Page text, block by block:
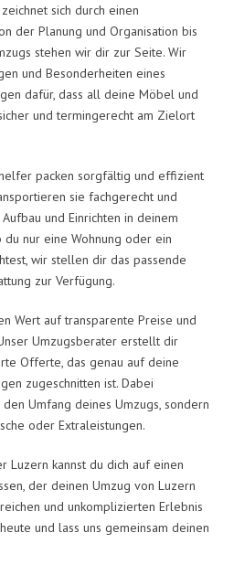
sich durch einen
der Planung und Organisation bis
stehen wir dir zur Seite. Wir
und Besonderheiten eines
dafür, dass all deine Möbel und
und termingerecht am Zielort
packen sorgfältig und effizient
sie fachgerecht und
und Einrichten in deinem
du nur eine Wohnung oder ein
wir stellen dir das passende
zur Verfügung.
Wert auf transparente Preise und
Umzugsberater erstellt dir
Offerte, das genau auf deine
zugeschnitten ist. Dabei
Umfang deines Umzugs, sondern
oder Extraleistungen.
Luzern kannst du dich auf einen
der deinen Umzug von Luzern
und unkomplizierten Erlebnis
und lass uns gemeinsam deinen